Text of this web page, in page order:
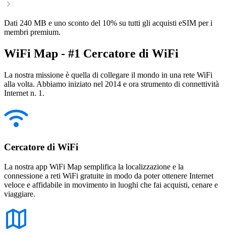
Dati 240 MB e uno sconto del 10% su tutti gli acquisti eSIM per i
membri premium.
WiFi Map - #1 Cercatore di WiFi
La nostra missione è quella di collegare il mondo in una rete WiFi
alla volta. Abbiamo iniziato nel 2014 e ora strumento di connettività
Internet n. 1.
Cercatore di WiFi
La nostra app WiFi Map semplifica la localizzazione e la
connessione a reti WiFi gratuite in modo da poter ottenere Internet
veloce e affidabile in movimento in luoghi che fai acquisti, cenare e
viaggiare.